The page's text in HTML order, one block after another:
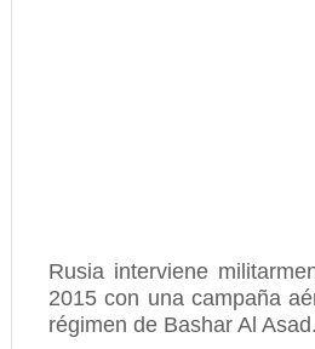
Rusia interviene
2015 con una campaña
régimen de Bashar Al Asad.